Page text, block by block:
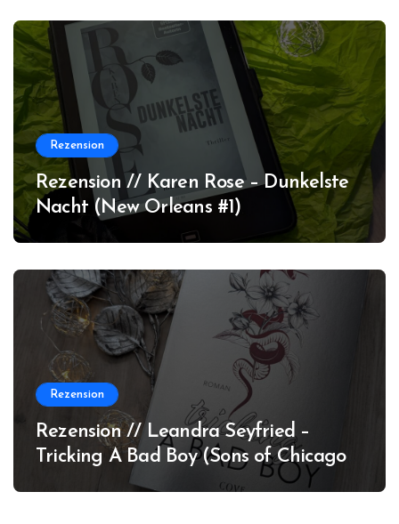
Rezension
Rezension // Karen Rose – Dunkelste
Nacht (New Orleans #1)
Rezension
Rezension // Leandra Seyfried –
Tricking A Bad Boy (Sons of Chicago